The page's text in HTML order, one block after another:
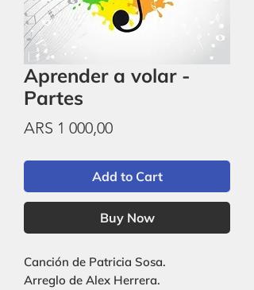
Aprender a volar -
Partes
ARS 1 000,00Price
Add to Cart
Buy Now
Canción de Patricia Sosa.
Arreglo de Alex Herrera.